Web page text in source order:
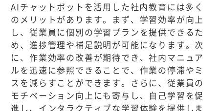
AIチャットボットを活用した社内教育には多く
のメリットがあります。まず、学習効率が向上
し、従業員に個別の学習プランを提供できるた
め、進捗管理や補足説明が可能になります。次
に、作業効率の改善が期待でき、社内マニュア
ルを迅速に参照できることで、作業の停滞やミ
スを減らすことができます。さらに、従業員の
モチベーション向上にも寄与し、自己学習を促
進し、インタラクティブな学習体験を提供しま